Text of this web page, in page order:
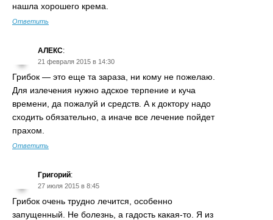
нашла хорошего крема.
Ответить
АЛЕКС:
21 февраля 2015 в 14:30
Грибок — это еще та зараза, ни кому не пожелаю.
Для излечения нужно адское терпение и куча
времени, да пожалуй и средств. А к доктору надо
сходить обязательно, а иначе все лечение пойдет
прахом.
Ответить
Григорий:
27 июля 2015 в 8:45
Грибок очень трудно лечится, особенно
запущенный. Не болезнь, а гадость какая-то. Я из